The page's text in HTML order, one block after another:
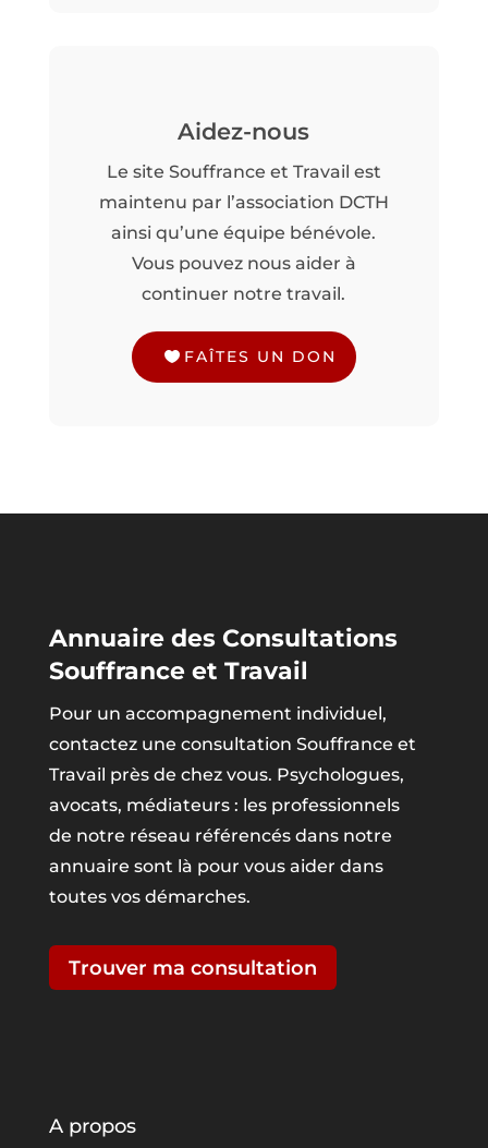
Aidez-nous
Le site Souffrance et Travail est
maintenu par l’association DCTH
ainsi qu’une équipe bénévole.
Vous pouvez nous aider à
continuer notre travail.
FAÎTES UN DON
Annuaire des Consultations
Souffrance et Travail
Pour un accompagnement individuel,
contactez une consultation Souffrance et
Travail près de chez vous. Psychologues,
avocats, médiateurs : les professionnels
de notre réseau référencés dans notre
annuaire sont là pour vous aider dans
toutes vos démarches.
Trouver ma consultation
A propos